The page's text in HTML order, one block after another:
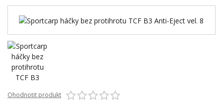
Ohodnotit produkt